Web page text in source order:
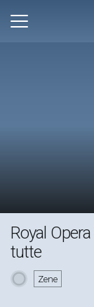
Royal
tutte
Zene